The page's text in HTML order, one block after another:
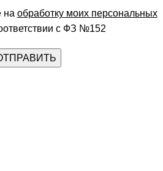
на обработку моих персональных
с ФЗ №152